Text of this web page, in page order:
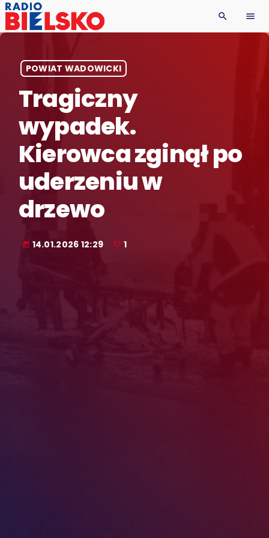
search menu
POWIAT WADOWICKI
Tragiczny
wypadek.
Kierowca zginął po
uderzeniu w
drzewo
today 14.01.2026 12:29 1